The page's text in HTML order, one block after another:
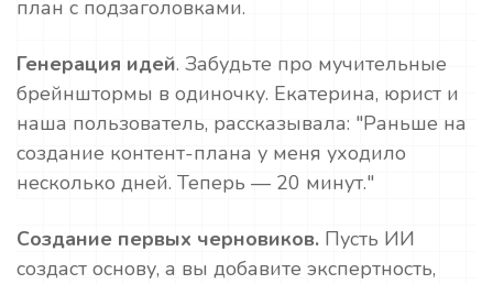
план с подзаголовками.
Генерация идей. Забудьте про мучительные
брейнштормы в одиночку. Екатерина, юрист и
наша пользователь, рассказывала: "Раньше на
создание контент-плана у меня уходило
несколько дней. Теперь — 20 минут."
Создание первых черновиков. Пусть ИИ
создаст основу, а вы добавите экспертность,